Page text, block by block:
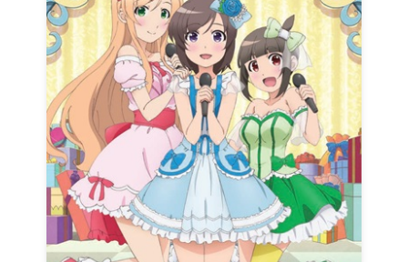
オーバーラップノベルス
オーバーラップノベルスf
ロサージュノベルス